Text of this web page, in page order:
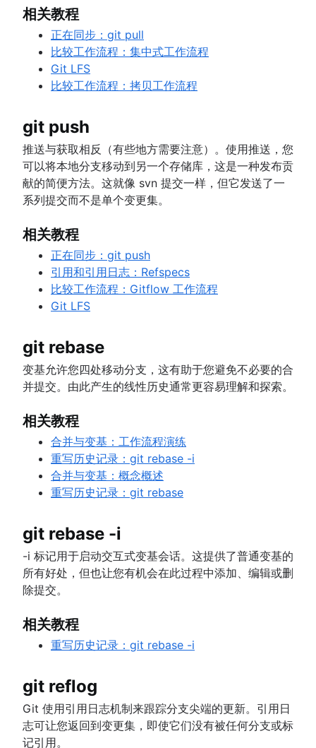
相关教程
正在同步：git pull
比较工作流程：集中式工作流程
Git LFS
比较工作流程：拷贝工作流程
git push
推送与获取相反（有些地方需要注意）。使用推送，您
可以将本地分支移动到另一个存储库，这是一种发布贡
献的简便方法。这就像 svn 提交一样，但它发送了一
系列提交而不是单个变更集。
相关教程
正在同步：git push
引用和引用日志：Refspecs
比较工作流程：Gitflow 工作流程
Git LFS
git rebase
变基允许您四处移动分支，这有助于您避免不必要的合
并提交。由此产生的线性历史通常更容易理解和探索。
相关教程
合并与变基：工作流程演练
重写历史记录：git rebase -i
合并与变基：概念概述
重写历史记录：git rebase
git rebase -i
-i 标记用于启动交互式变基会话。这提供了普通变基的
所有好处，但也让您有机会在此过程中添加、编辑或删
除提交。
相关教程
重写历史记录：git rebase -i
git reflog
Git 使用引用日志机制来跟踪分支尖端的更新。引用日
志可让您返回到变更集，即使它们没有被任何分支或标
记引用。